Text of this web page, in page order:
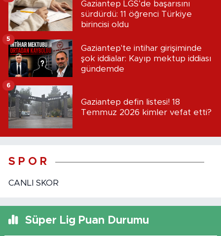
Gaziantep LGS’de başarısını
sürdürdü: 11 öğrenci Türkiye
birincisi oldu
Gaziantep'te intihar girişiminde
şok iddialar: Kayıp mektup iddiası
gündemde
5
Gaziantep defin listesi! 18
Temmuz 2026 kimler vefat etti?
6
S P O R
CANLI SKOR
Süper Lig Puan Durumu